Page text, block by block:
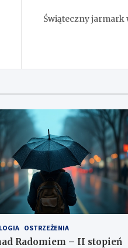
Świąteczny jarmark
OSTRZEŻENIA
Radomiem – II stopień